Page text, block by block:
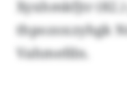
Xyxhmkfjtr
thpozoxzyhgk
Vahmefdn.